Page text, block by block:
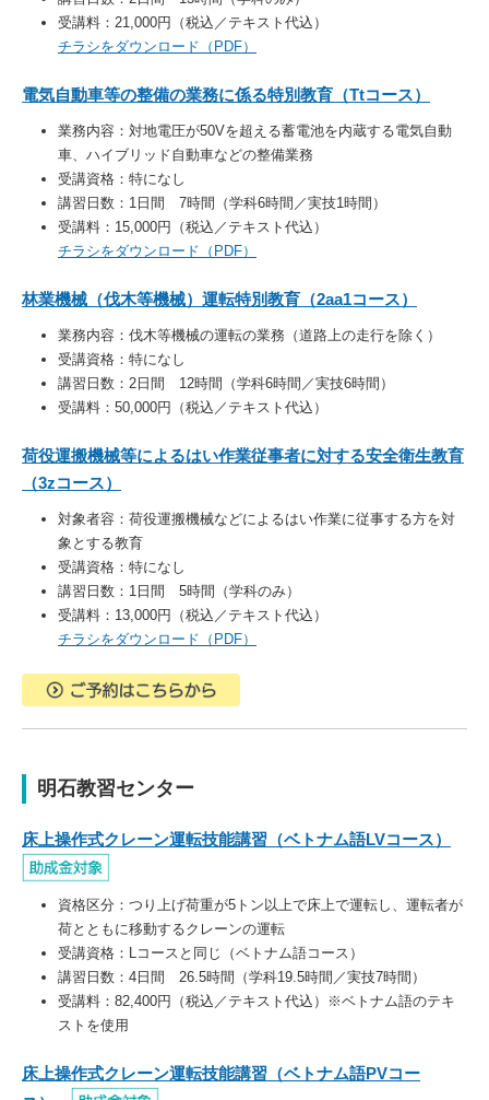
受講料：21,000円（税込／テキスト代込）
チラシをダウンロード（PDF）
電気自動車等の整備の業務に係る特別教育（Ttコース）
業務内容：対地電圧が50Vを超える蓄電池を内蔵する電気自動
車、ハイブリッド自動車などの整備業務
受講資格：特になし
講習日数：1日間 7時間（学科6時間／実技1時間）
受講料：15,000円（税込／テキスト代込）
チラシをダウンロード（PDF）
林業機械（伐木等機械）運転特別教育（2aa1コース）
業務内容：伐木等機械の運転の業務（道路上の走行を除く）
受講資格：特になし
講習日数：2日間 12時間（学科6時間／実技6時間）
受講料：50,000円（税込／テキスト代込）
荷役運搬機械等によるはい作業従事者に対する安全衛生教育
（3zコース）
対象者容：荷役運搬機械などによるはい作業に従事する方を対
象とする教育
受講資格：特になし
講習日数：1日間 5時間（学科のみ）
受講料：13,000円（税込／テキスト代込）
チラシをダウンロード（PDF）
明石教習センター
床上操作式クレーン運転技能講習（ベトナム語LVコース）
資格区分：つり上げ荷重が5トン以上で床上で運転し、運転者が
荷とともに移動するクレーンの運転
受講資格：Lコースと同じ（ベトナム語コース）
講習日数：4日間 26.5時間（学科19.5時間／実技7時間）
受講料：82,400円（税込／テキスト代込）※ベトナム語のテキ
ストを使用
床上操作式クレーン運転技能講習（ベトナム語PVコー